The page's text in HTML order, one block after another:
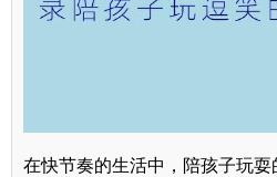
在快节奏的生活中，陪孩子玩